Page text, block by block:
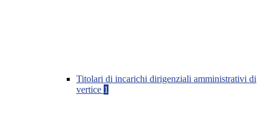
Titolari di incarichi dirigenziali amministrativi di
vertice 1